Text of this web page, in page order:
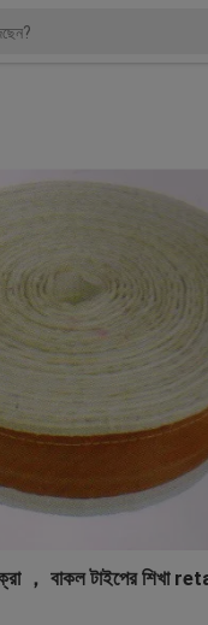
， বাকল টাইপের শিখা